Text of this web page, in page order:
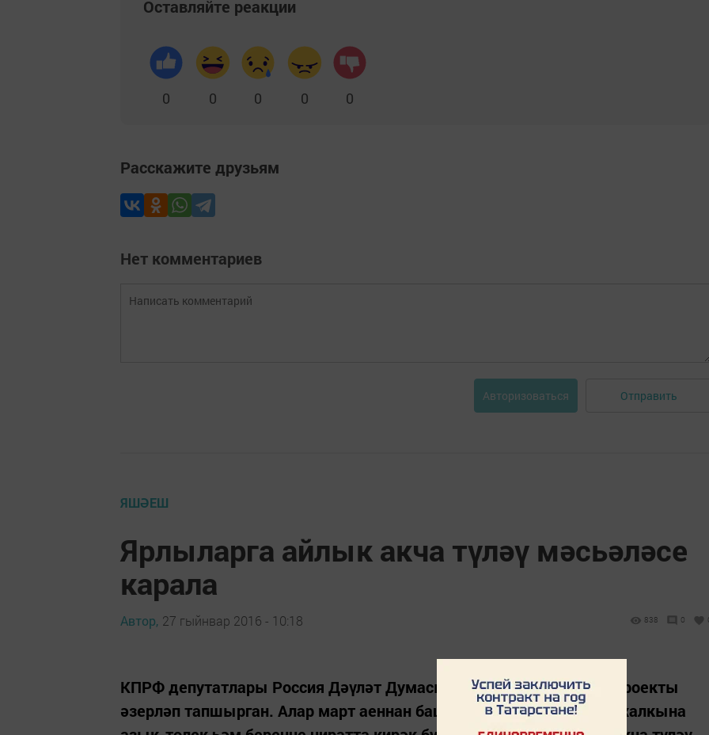
Оставляйте реакции
0 0 0 0 0
Расскажите друзьям
Нет комментариев
Авторизоваться Отправить
ЯШӘЕШ
Ярлыларга айлык акча түләү мәсьәләсе
карала
Автор, 27 гыйнвар 2016 - 10:18 838 0
КПРФ депутатлары Россия Дәүләт Думасына шул хактагы канун проекты
әзерләп тапшырган. Алар март аеннан башлап аз керемле Россия халкына